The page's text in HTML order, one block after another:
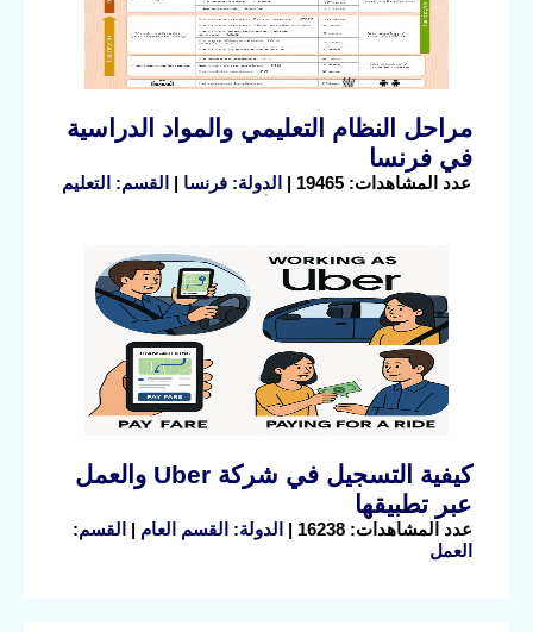
مراحل النظام التعليمي والمواد الدراسية
في فرنسا
عدد المشاهدات: 19465 | الدولة: فرنسا | القسم: التعليم
كيفية التسجيل في شركة Uber والعمل
عبر تطبيقها
عدد المشاهدات: 16238 | الدولة: القسم العام | القسم:
العمل